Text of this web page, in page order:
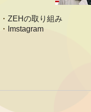
ZEHの取り組み
Imstagram